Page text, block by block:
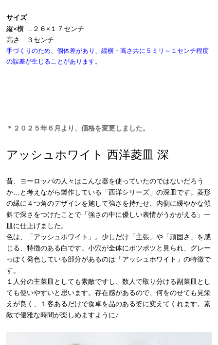
サイズ
縦×横 …２６×１７センチ
高さ…３センチ
手づくりのため、個体差があり、縦横・高さ共に５ミリ～１センチ程度
の誤差が生じることがあります。
＊２０２５年６月より、価格を変更しました。
アッシュホワイト 西洋菱皿 深
昔、ヨーロッパの人々はこんな器を使っていたのではないだろう
か…と考えながら製作している「西洋シリーズ」の深皿です。菱形
の縁に４つ角のデザインを施して強さを持たせ、内側に緩やかな傾
斜で深さをつけたことで「強さの中に優しい表情がうかがえる」一
皿に仕上げました。
色は、「アッシュホワイト」。少しだけ「主張」や「頑固さ」を感
じる、特徴のある白です。小穴が全体にポツポツと見られ、グレー
っぽく発色している部分があるのは「アッシュホワイト」の特徴で
す。
１人分の主菜皿としても素敵ですし、数人で取り分ける副菜皿とし
ても使いやすいと思います。存在感があるので、何をのせても見栄
えが良く、１客あるだけで食卓を品のある姿に変えてくれます。素
敵で優雅な時間が楽しめますように♪